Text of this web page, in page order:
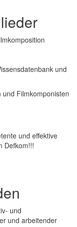
und
Filmkomponisten
und effektive
Defkom!!!
und
und arbeitender